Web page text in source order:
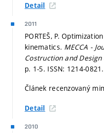
Detail
2011
PORTEŠ, P.
kinematics. MECCA -
Costruction and Design
p. 1-5. ISSN: 1214-0821.
Článek recenzovaný
Detail
2010